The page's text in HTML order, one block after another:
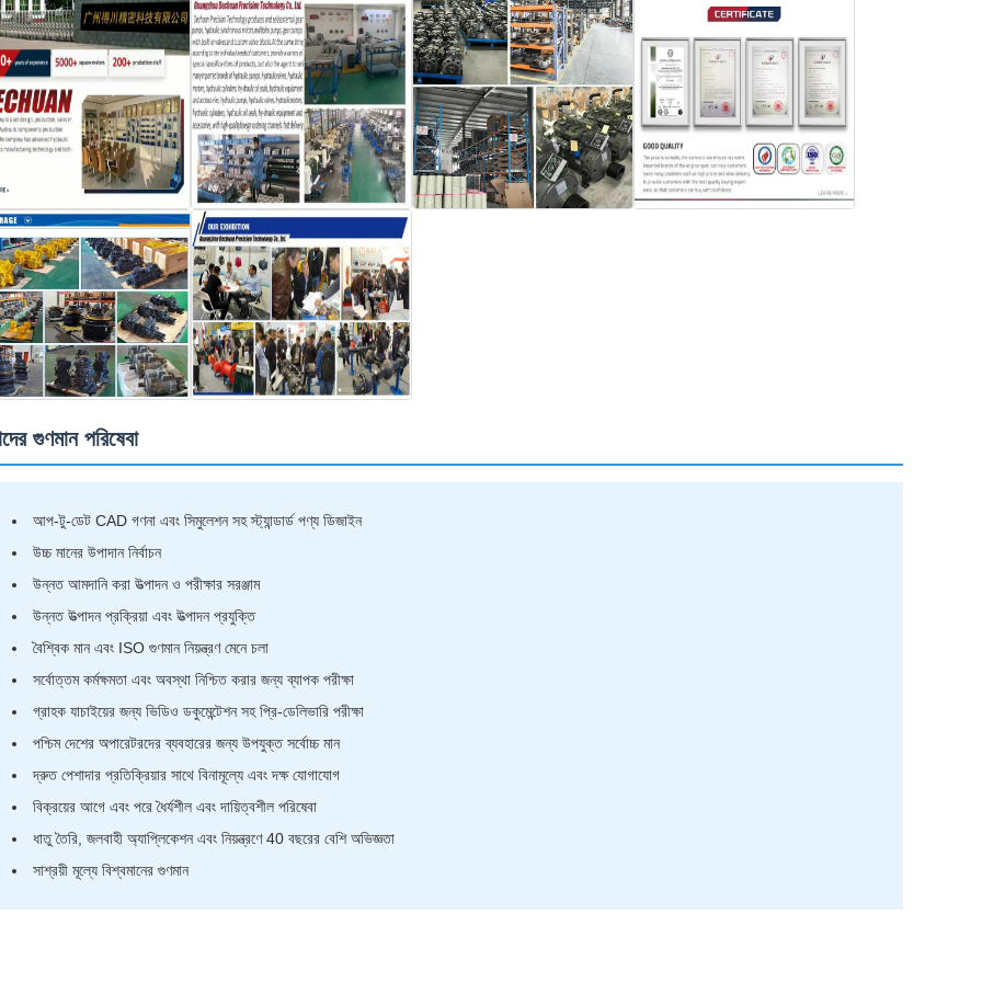
গুণমান পরিষেবা
আপ-টু-ডেট CAD গণনা এবং সিমুলেশন সহ স্ট্যান্ডার্ড পণ্য ডিজাইন
উচ্চ মানের উপাদান নির্বাচন
উন্নত আমদানি করা উত্পাদন ও পরীক্ষার সরঞ্জাম
উন্নত উত্পাদন প্রক্রিয়া এবং উত্পাদন প্রযুক্তি
বৈশ্বিক মান এবং ISO গুণমান নিয়ন্ত্রণ মেনে চলা
সর্বোত্তম কর্মক্ষমতা এবং অবস্থা নিশ্চিত করার জন্য ব্যাপক পরীক্ষা
গ্রাহক যাচাইয়ের জন্য ভিডিও ডকুমেন্টেশন সহ প্রি-ডেলিভারি পরীক্ষা
পশ্চিম দেশের অপারেটরদের ব্যবহারের জন্য উপযুক্ত সর্বোচ্চ মান
দ্রুত পেশাদার প্রতিক্রিয়ার সাথে বিনামূল্যে এবং দক্ষ যোগাযোগ
বিক্রয়ের আগে এবং পরে ধৈর্যশীল এবং দায়িত্বশীল পরিষেবা
ধাতু তৈরি, জলবাহী অ্যাপ্লিকেশন এবং নিয়ন্ত্রণে 40 বছরের বেশি অভিজ্ঞতা
সাশ্রয়ী মূল্যে বিশ্বমানের গুণমান